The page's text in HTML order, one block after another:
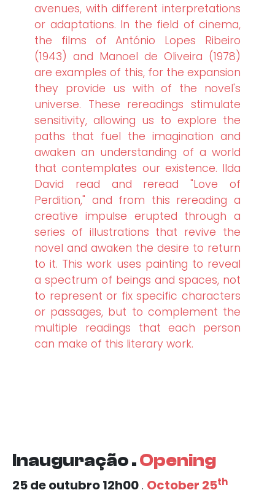
avenues, with different interpretations
or adaptations. In the field of cinema,
the films of António Lopes Ribeiro
(1943) and Manoel de Oliveira (1978)
are examples of this, for the expansion
they provide us with of the novel's
universe. These rereadings stimulate
sensitivity, allowing us to explore the
paths that fuel the imagination and
awaken an understanding of a world
that contemplates our existence. Ilda
David read and reread "Love of
Perdition," and from this rereading a
creative impulse erupted through a
series of illustrations that revive the
novel and awaken the desire to return
to it. This work uses painting to reveal
a spectrum of beings and spaces, not
to represent or fix specific characters
or passages, but to complement the
multiple readings that each person
can make of this literary work.
Inauguração .Opening
25 de outubro 12h00. October 25th